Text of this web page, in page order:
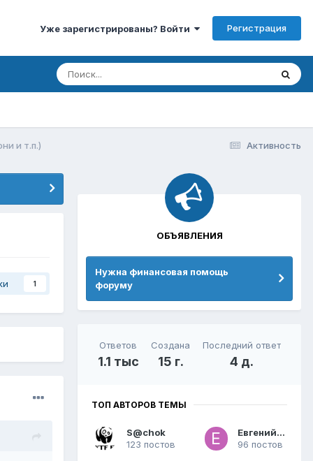
Уже зарегистрированы? Войти Регистрация
Активность
и т.п.)
1
ОБЪЯВЛЕНИЯ
Нужна финансовая помощь
форуму
Ответов
1.1 тыс
Создана
15 г.
Последний ответ
4 д.
ТОП АВТОРОВ ТЕМЫ
S@chok
123 постов
Евгений26
96 постов